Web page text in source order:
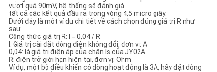
vượt quá 90mV, hệ thống sẽ đánh giá
tất cả các kết quả đầu ra trong vòng 4,5 micro giây.
Dưới đây là một ví dụ chi tiết về cách chọn đúng giá trị R như
sau:
Công thức giá trị R: I = 0,04 / R
I: Giá trị cài đặt dòng điện không đổi, đơn vị: A
0,04: là giá trị điện áp của chân Is của JY02A
R: điện trở giới hạn hiện tại, đơn vị: Ohm
Ví dụ, một bộ điều khiển có dòng hoạt động là 3A, hãy đặt dòng